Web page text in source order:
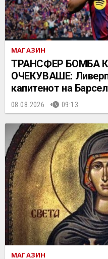
МАГАЗИН
ТРАНСФЕР БОМБА
ОЧЕКУВАШЕ:
капитенот на
08.08.2026. 09:13
МАГАЗИН